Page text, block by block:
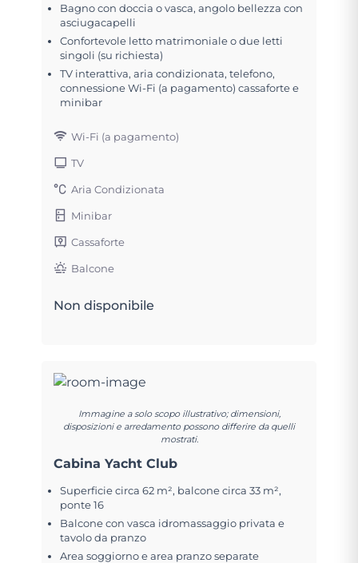
Bagno con doccia o vasca, angolo bellezza con
asciugacapelli
Confortevole letto matrimoniale o due letti
singoli (su richiesta)
TV interattiva, aria condizionata, telefono,
connessione Wi-Fi (a pagamento) cassaforte e
minibar
Wi-Fi (a pagamento)
TV
Aria Condizionata
Minibar
Cassaforte
Balcone
Non disponibile
Immagine a solo scopo illustrativo; dimensioni,
disposizioni e arredamento possono differire da quelli
mostrati.
Cabina Yacht Club
Superficie circa 62 m², balcone circa 33 m²,
ponte 16
Balcone con vasca idromassaggio privata e
tavolo da pranzo
Area soggiorno e area pranzo separate